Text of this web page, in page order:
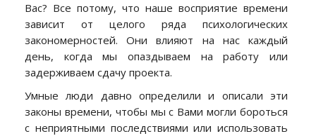
Вас? Все потому, что наше восприятие времени
зависит от целого ряда психологических
закономерностей. Они влияют на нас каждый
день, когда мы опаздываем на работу или
задерживаем сдачу проекта.
Умные люди давно определили и описали эти
законы времени, чтобы мы с Вами могли бороться
с неприятными последствиями или использовать